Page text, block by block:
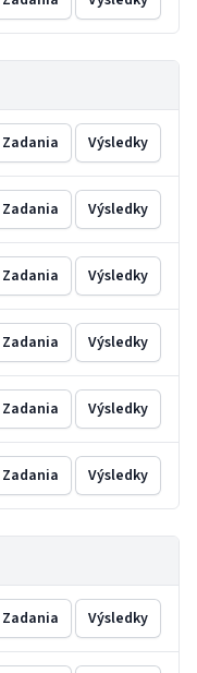
Zadania Výsledky
Zadania Výsledky
Zadania Výsledky
Zadania Výsledky
Zadania Výsledky
Zadania Výsledky
Zadania Výsledky